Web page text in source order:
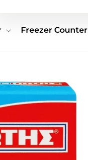
Freezer Counter